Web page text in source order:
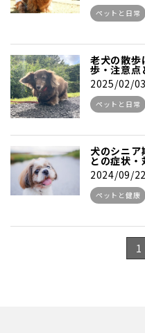
ペットと日常
老犬の散歩
歩・注意点
2025/02/03
ペットと日常
犬のシニア
との症状・
2024/09/22
ペットと健康
1